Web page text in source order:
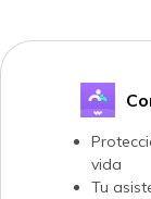
vida
Tu